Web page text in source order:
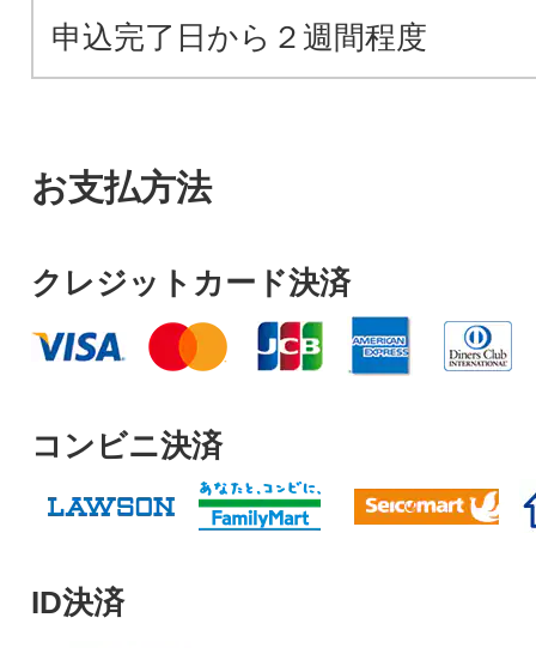
申込完了日から２週間程度
お支払方法
クレジットカード決済
コンビニ決済
ID決済